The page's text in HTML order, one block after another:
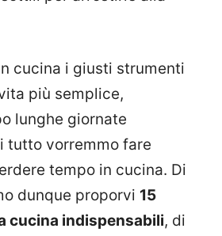
cucina i giusti strumenti
più semplice,
lunghe giornate
tutto vorremmo fare
tempo in cucina. Di
dunque proporvi 15
cucina indispensabili, di